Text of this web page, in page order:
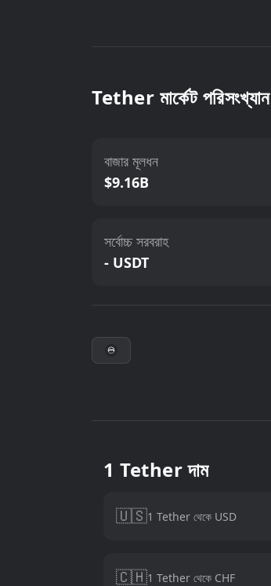
Tether মার্কেট পরিসংখ্যান
বাজার মূলধন
$9.16B
সর্বোচ্চ সরবরাহ
- USDT
1 Tether দাম
🇺🇸1 Tether থেকে USD
🇨🇭1 Tether থেকে CHF